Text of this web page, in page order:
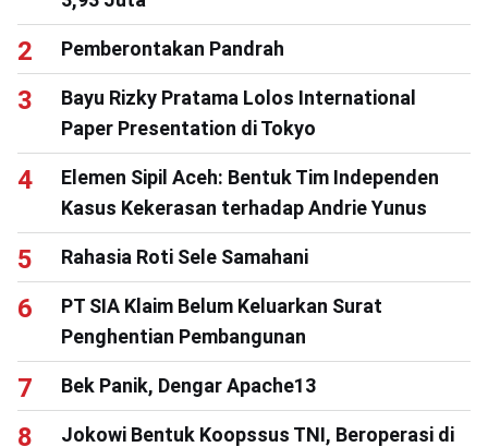
Pemberontakan Pandrah
Bayu Rizky Pratama Lolos International
Paper Presentation di Tokyo
Elemen Sipil Aceh: Bentuk Tim Independen
Kasus Kekerasan terhadap Andrie Yunus
Rahasia Roti Sele Samahani
PT SIA Klaim Belum Keluarkan Surat
Penghentian Pembangunan
Bek Panik, Dengar Apache13
Jokowi Bentuk Koopssus TNI, Beroperasi di